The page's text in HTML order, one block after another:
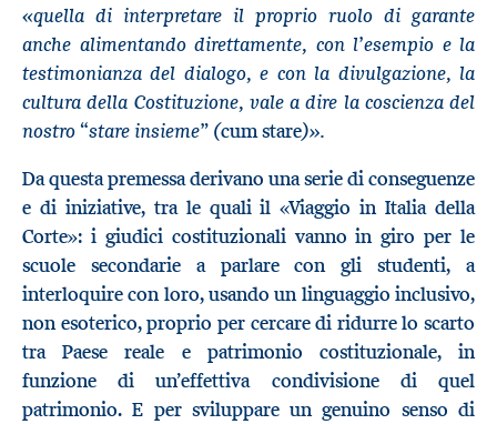
«quella di interpretare il proprio ruolo di garante
anche alimentando direttamente, con l’esempio e la
testimonianza del dialogo, e con la divulgazione, la
cultura della Costituzione, vale a dire la coscienza del
nostro “stare insieme” (cum stare)».
Da questa premessa derivano una serie di conseguenze
e di iniziative, tra le quali il «Viaggio in Italia della
Corte»: i giudici costituzionali vanno in giro per le
scuole secondarie a parlare con gli studenti, a
interloquire con loro, usando un linguaggio inclusivo,
non esoterico, proprio per cercare di ridurre lo scarto
tra Paese reale e patrimonio costituzionale, in
funzione di un’effettiva condivisione di quel
patrimonio. E per sviluppare un genuino senso di